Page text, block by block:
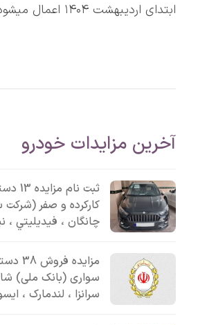
ابتدای اردیبهشت ۱۴۰۴ اعمال میشود.
آخرین مزایدات خودرو
ثبت
کارکرده و صفر
چانگان ، فيديليتي ،
سواری (بانک ملی)
سرانزا ، لندمارک ،